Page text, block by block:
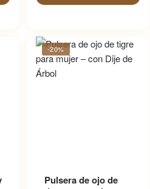
-20%
Pulsera de ojo de
múltiples variantes. Las